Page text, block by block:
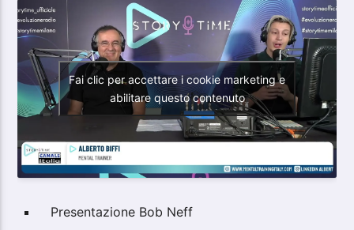
Fai clic per accettare i cookie marketing e
abilitare questo contenuto
Presentazione Bob Neff